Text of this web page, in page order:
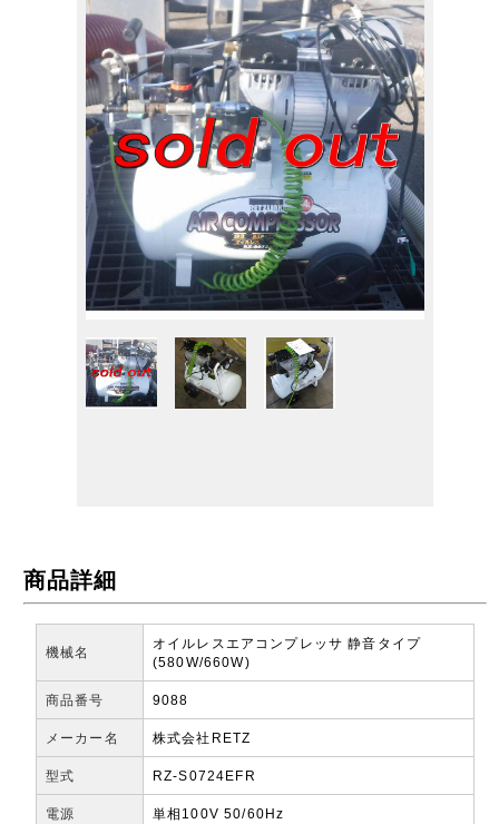
商品詳細
機械名
オイルレスエアコンプレッサ 静音タイプ
(580W/660W)
商品番号 9088
メーカー名 株式会社RETZ
型式 RZ-S0724EFR
電源 単相100V 50/60Hz